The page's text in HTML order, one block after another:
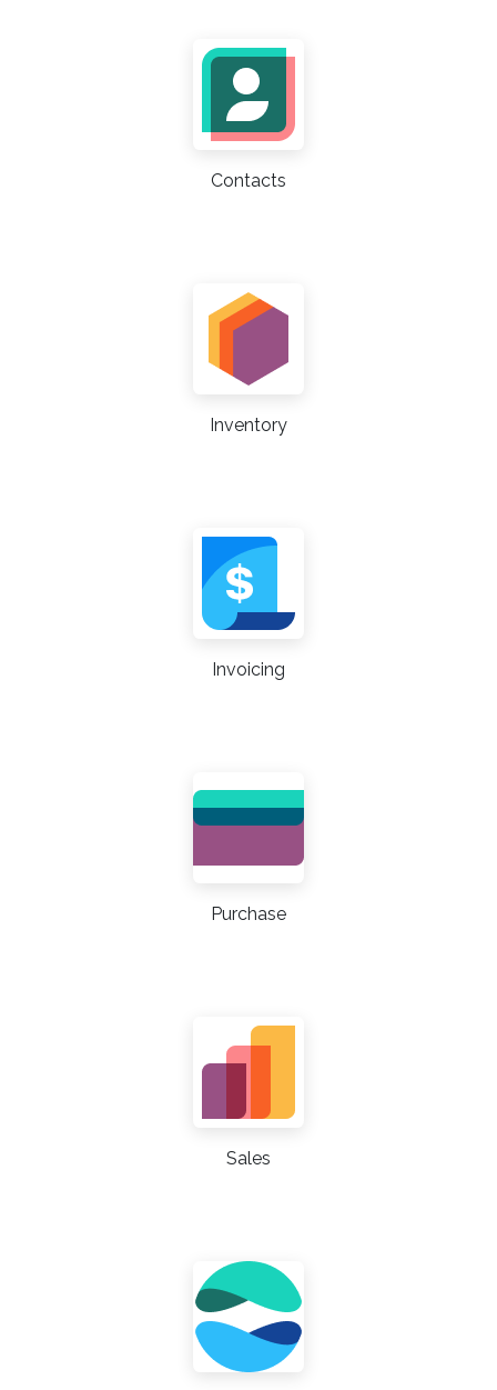
Contacts
Inventory
Invoicing
Purchase
Sales